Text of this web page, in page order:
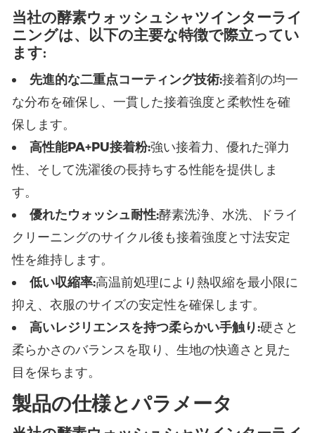
当社の酵素ウォッシュシャツインターライ
ニングは、以下の主要な特徴で際立ってい
ます:
先進的な二重点コーティング技術:接着剤の均一
な分布を確保し、一貫した接着強度と柔軟性を確
保します。
高性能PA+PU接着粉:強い接着力、優れた弾力
性、そして洗濯後の長持ちする性能を提供しま
す。
優れたウォッシュ耐性:酵素洗浄、水洗、ドライ
クリーニングのサイクル後も接着強度と寸法安定
性を維持します。
低い収縮率:高温前処理により熱収縮を最小限に
抑え、衣服のサイズの安定性を確保します。
高いレジリエンスを持つ柔らかい手触り:硬さと
柔らかさのバランスを取り、生地の快適さと見た
目を保ちます。
製品の仕様とパラメータ